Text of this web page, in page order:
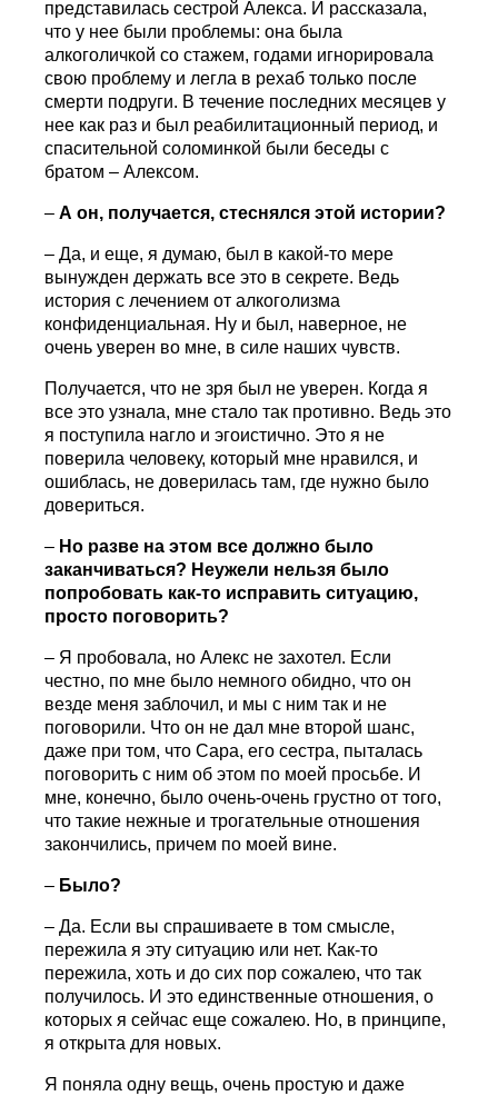
представилась сестрой Алекса. И рассказала,
что у нее были проблемы: она была
алкоголичкой со стажем, годами игнорировала
свою проблему и легла в рехаб только после
смерти подруги. В течение последних месяцев у
нее как раз и был реабилитационный период, и
спасительной соломинкой были беседы с
братом – Алексом.
–А он, получается, стеснялся этой истории?
– Да, и еще, я думаю, был в какой-то мере
вынужден держать все это в секрете. Ведь
история с лечением от алкоголизма
конфиденциальная. Ну и был, наверное, не
очень уверен во мне, в силе наших чувств.
Получается, что не зря был не уверен. Когда я
все это узнала, мне стало так противно. Ведь это
я поступила нагло и эгоистично. Это я не
поверила человеку, который мне нравился, и
ошиблась, не доверилась там, где нужно было
довериться.
– Но разве на этом все должно было
заканчиваться? Неужели нельзя было
попробовать как-то исправить ситуацию,
просто поговорить?
– Я пробовала, но Алекс не захотел. Если
честно, по мне было немного обидно, что он
везде меня заблочил, и мы с ним так и не
поговорили. Что он не дал мне второй шанс,
даже при том, что Сара, его сестра, пыталась
поговорить с ним об этом по моей просьбе. И
мне, конечно, было очень-очень грустно от того,
что такие нежные и трогательные отношения
закончились, причем по моей вине.
– Было?
– Да. Если вы спрашиваете в том смысле,
пережила я эту ситуацию или нет. Как-то
пережила, хоть и до сих пор сожалею, что так
получилось. И это единственные отношения, о
которых я сейчас еще сожалею. Но, в принципе,
я открыта для новых.
Я поняла одну вещь, очень простую и даже